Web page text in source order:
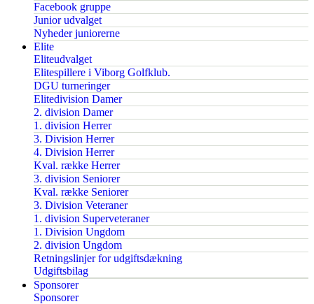
Facebook gruppe
Junior udvalget
Nyheder juniorerne
Elite
Eliteudvalget
Elitespillere i Viborg Golfklub.
DGU turneringer
Elitedivision Damer
2. division Damer
1. division Herrer
3. Division Herrer
4. Division Herrer
Kval. række Herrer
3. division Seniorer
Kval. række Seniorer
3. Division Veteraner
1. division Superveteraner
1. Division Ungdom
2. division Ungdom
Retningslinjer for udgiftsdækning
Udgiftsbilag
Sponsorer
Sponsorer